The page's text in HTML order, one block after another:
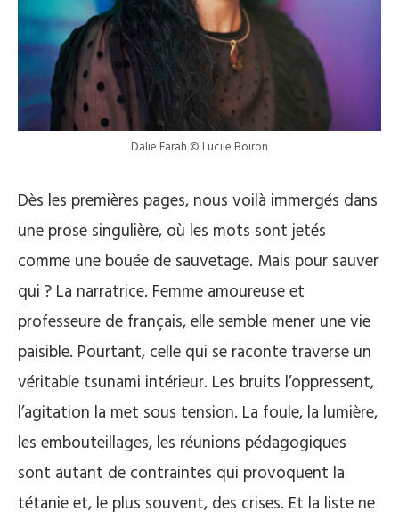
Dalie Farah © Lucile Boiron
Dès les premières pages, nous voilà immergés dans
une prose singulière, où les mots sont jetés
comme une bouée de sauvetage. Mais pour sauver
qui ? La narratrice. Femme amoureuse et
professeure de français, elle semble mener une vie
paisible. Pourtant, celle qui se raconte traverse un
véritable tsunami intérieur. Les bruits l’oppressent,
l’agitation la met sous tension. La foule, la lumière,
les embouteillages, les réunions pédagogiques
sont autant de contraintes qui provoquent la
tétanie et, le plus souvent, des crises. Et la liste ne